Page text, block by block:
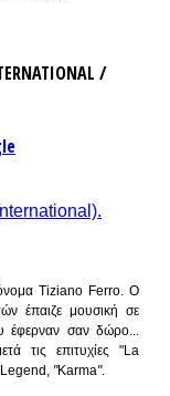
/
όνομα Tiziano Ferro. Ο
έπαιζε μουσική σε
έφερναν σαν δώρο...
τις επιτυχίες "La
"Karma".